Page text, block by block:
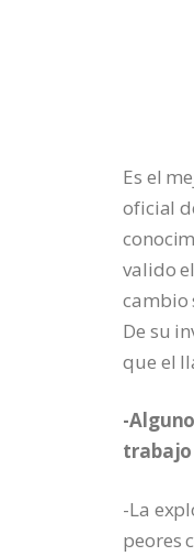
Es el
oficial
valido
cambio
De su
que el
-
trabajo
-La
peores